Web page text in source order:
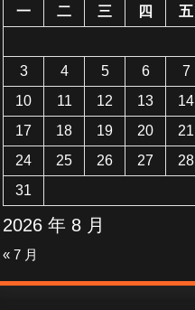
2026 年 8 月
一 二 三 四 五
3
4 5 6 7
10
11 12 13 14
17
18 19 20 21
24
25 26 27 28
31
« 7 月